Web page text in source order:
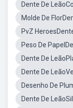
Dente De
Molde De
PvZ
Peso De
Dente De
Dente De
Desenho De
Dente De